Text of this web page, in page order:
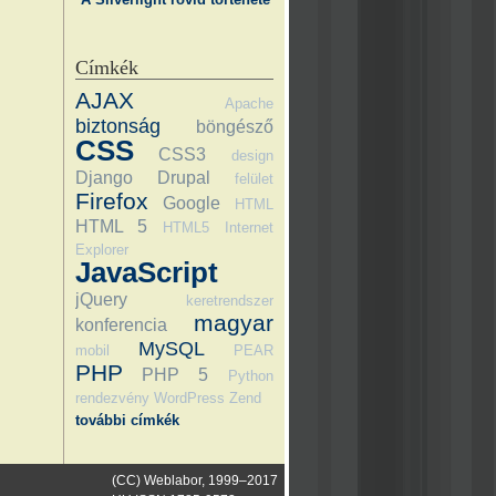
Címkék
AJAX Apache
biztonság böngésző
CSS CSS3 design
Django Drupal felület
Firefox Google HTML
HTML 5 HTML5
Internet
Explorer
JavaScript
jQuery keretrendszer
konferencia magyar
mobil MySQL PEAR
PHP PHP 5
Python
rendezvény WordPress Zend
további címkék
(CC) Weblabor, 1999–2017